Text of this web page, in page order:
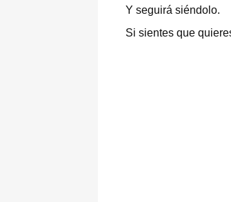
Y seguirá siéndolo.
Si sientes que